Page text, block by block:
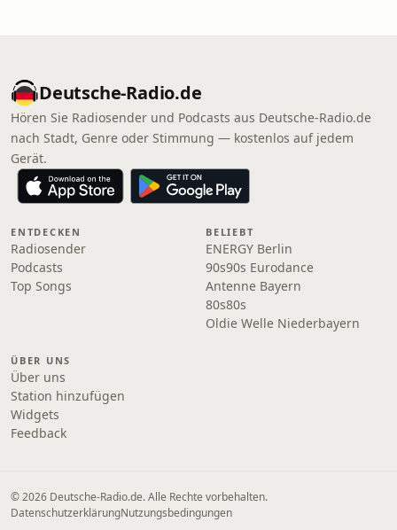
Deutsche-Radio.de
Hören Sie Radiosender und Podcasts aus Deutsche-Radio.de
nach Stadt, Genre oder Stimmung — kostenlos auf jedem
Gerät.
ENTDECKEN
Radiosender
Podcasts
Top Songs
BELIEBT
ENERGY Berlin
90s90s Eurodance
Antenne Bayern
80s80s
Oldie Welle Niederbayern
ÜBER UNS
Über uns
Station hinzufügen
Widgets
Feedback
© 2026 Deutsche-Radio.de. Alle Rechte vorbehalten.
DatenschutzerklärungNutzungsbedingungen